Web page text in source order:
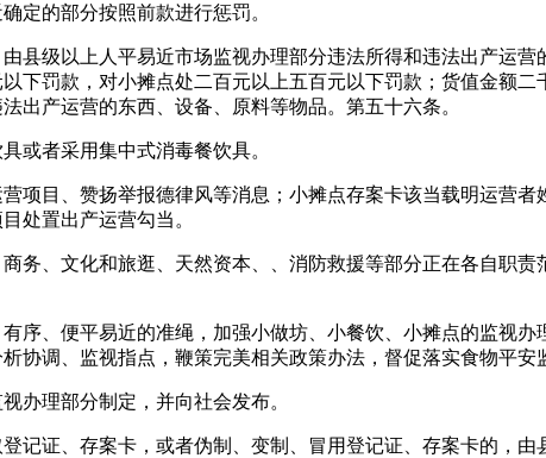
的部分按照前款进行惩罚。
级以上人平易近市场监视办理部分违法所得和违法出产运营
下罚款，对小摊点处二百元以上五百元以下罚款；货值金额
出产运营的东西、设备、原料等物品。第五十六条。
者采用集中式消毒餐饮具。
目、赞扬举报德律风等消息；小摊点存案卡该当载明运营者
处置出产运营勾当。
、文化和旅逛、天然资本、、消防救援等部分正在各自职责
、便平易近的准绳，加强小做坊、小餐饮、小摊点的监视办
调、监视指点，鞭策完美相关政策办法，督促落实食物平安
理部分制定，并向社会发布。
证、存案卡，或者伪制、变制、冒用登记证、存案卡的，由